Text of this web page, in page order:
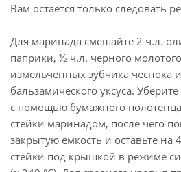
Вам остается только следовать
Для маринада смешайте 2 ч.л.
паприки, ½ ч.л. черного
измельченных зубчика чеснока
бальзамического уксуса.
с помощью бумажного
стейки маринадом, после чего
закрытую емкость и оставьте на
стейки под крышкой в режиме